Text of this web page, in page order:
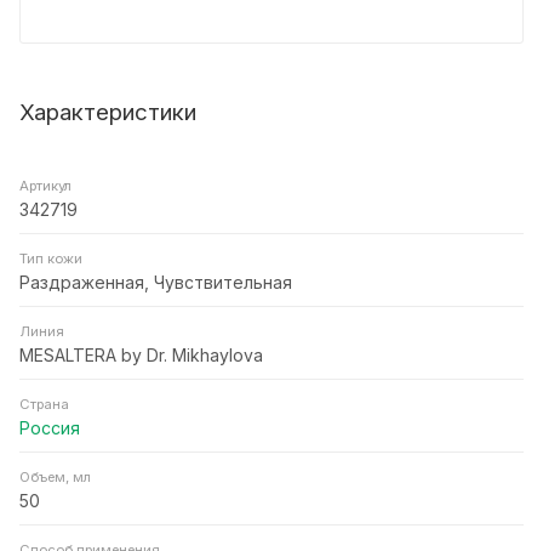
Характеристики
Артикул
342719
Тип кожи
Раздраженная, Чувствительная
Линия
MESALTERA by Dr. Mikhaylova
Страна
Россия
Объем, мл
50